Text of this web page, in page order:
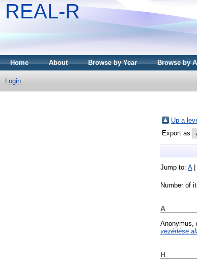
REAL-R
Home About Browse by Year Browse by
Login
Up a
Export as
Jump to: A|
Number of
A
Anonymus,
vezérlése
H